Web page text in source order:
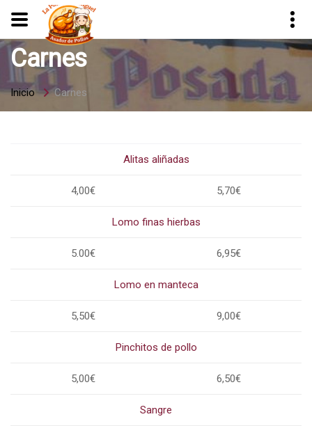
Carnes
Inicio Carnes
Alitas aliñadas
4,00€ 5,70€
Lomo finas hierbas
5.00€ 6,95€
Lomo en manteca
5,50€ 9,00€
Pinchitos de pollo
5,00€ 6,50€
Sangre